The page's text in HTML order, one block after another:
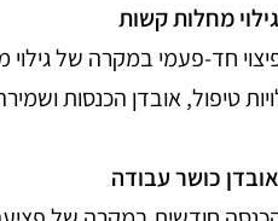
חד-פעמי במקרה של
טיפול, אובדן הכנסות